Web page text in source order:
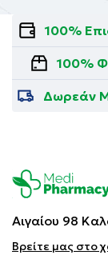
100%
100%
Δωρεάν
Αιγαίου 98
Βρείτε μας στο